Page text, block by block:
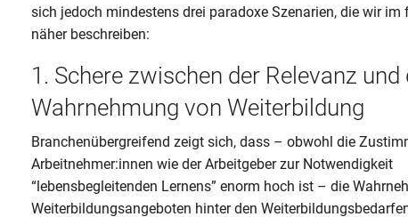
sich jedoch mindestens drei paradoxe Szenarien, die wir im
näher beschreiben:
1. Schere zwischen der Relevanz und
Wahrnehmung von Weiterbildung
Branchenübergreifend zeigt sich, dass – obwohl die
Arbeitnehmer:innen wie der Arbeitgeber zur Notwendigkeit
“lebensbegleitenden Lernens” enorm hoch ist – die
Weiterbildungsangeboten hinter den